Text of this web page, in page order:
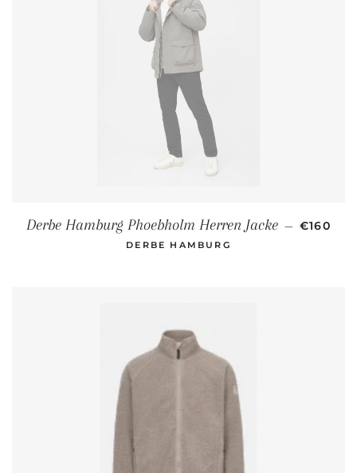
Derbe Hamburg Phoebholm Herren Jacke — €160
DERBE HAMBURG